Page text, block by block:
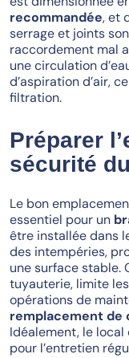
recommandée, et
serrage et joints
raccordement mal
une circulation
d’aspiration d’air,
filtration.
Préparer
sécurité
Le bon
essentiel pour un
être installée dans
des intempéries,
une surface stable.
tuyauterie, limite
opérations de
remplacement de
Idéalement, le
pour l’entretien